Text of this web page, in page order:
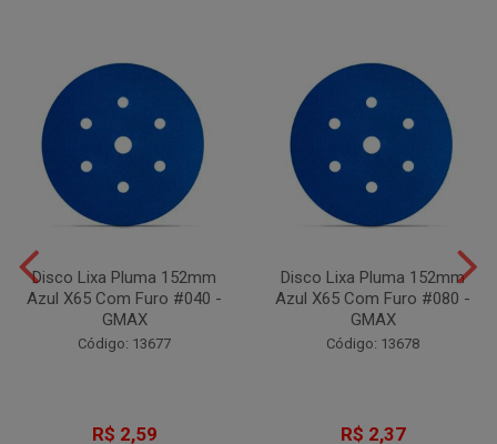
Disco Lixa Pluma 152mm
Azul X65 Com Furo #040 -
GMAX
Código: 13677
R$ 2,59
Disco Lixa Pluma 152mm
Azul X65 Com Furo #080 -
GMAX
Código: 13678
R$ 2,37